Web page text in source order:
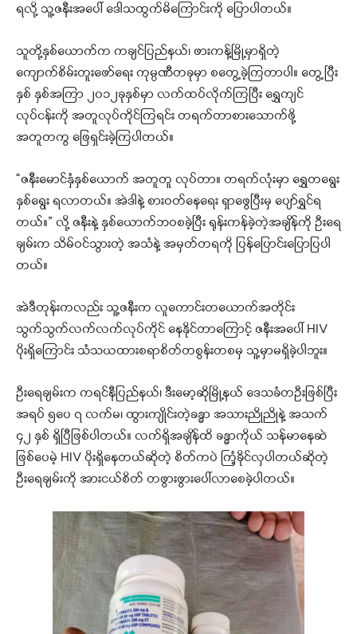
ရလို့ သူ့ဇနီးအပေါ် ဒေါသထွက်မိကြောင်းကို ပြောပါတယ်။
သူတို့နှစ်ယောက်က ကချင်ပြည်နယ်၊ ဖားကန့်မြို့မှာရှိတဲ့
ကျောက်စိမ်းတူးဖော်ရေး ကုမ္ပဏီတခုမှာ စတွေ့ခဲ့ကြတာပါ။ တွေ့ပြီး
နှစ် နှစ်အကြာ ၂၀၁၂ခုနှစ်မှာ လက်ထပ်လိုက်ကြပြီး ရွှေကျင်
လုပ်ငန်းကို အတူလုပ်ကိုင်ကြရင်း တရက်တာစားသောက်ဖို့
အတူတကွ ဖြေရှင်းခဲ့ကြပါတယ်။
“ဇနီးမောင်နှံနှစ်ယောက် အတူတူ လုပ်တာ။ တရက်လုံးမှာ ရွှေတရွေး
နှစ်ရွေး ရလာတယ်။ အဲဒါနဲ့ စားဝတ်နေရေး ရှာဖွေပြီးမှ ပျော်ရွှင်ရ
တယ်။” လို့ ဇနီးနဲ့ နှစ်ယောက်ဘဝစခဲ့ပြီး ရုန်းကန်ခဲ့တဲ့အချိန်ကို ဦးရေ
ချမ်းက သိမ်ဝင်သွားတဲ့ အသံနဲ့ အမှတ်တရကို ပြန်ပြောင်းပြောပြပါ
တယ်။
အဲဒီတုန်းကလည်း သူ့ဇနီးက လူကောင်းတယောက်အတိုင်း
သွက်သွက်လက်လက်လုပ်ကိုင် နေနိုင်တာကြောင့် ဇနီးအပေါ် HIV
ပိုးရှိကြောင်း သံသယထားစရာစိတ်တစွန်းတစမှ သူ့မှာမရှိခဲ့ပါဘူး။
ဦးရေချမ်းက ကရင်နီပြည်နယ်၊ ဒီးမော့ဆိုမြို့နယ် ဒေသခံတဦးဖြစ်ပြီး
အရပ် ၅ပေ ၇ လက်မ၊ ထွားကျိုင်းတဲ့ခန္ဓာ အသားညိုညိုနဲ့ အသက်
၄၂ နှစ် ရှိပြီဖြစ်ပါတယ်။ လက်ရှိအချိန်ထိ ခန္ဓာကိုယ် သန်မာနေဆဲ
ဖြစ်ပေမဲ့ HIV ပိုးရှိနေတယ်ဆိုတဲ့ စိတ်ကပဲ ကြံ့ခိုင်လှပါတယ်ဆိုတဲ့
ဦးရေချမ်းကို အားငယ်စိတ် တဖွားဖွားပေါ်လာစေခဲ့ပါတယ်။